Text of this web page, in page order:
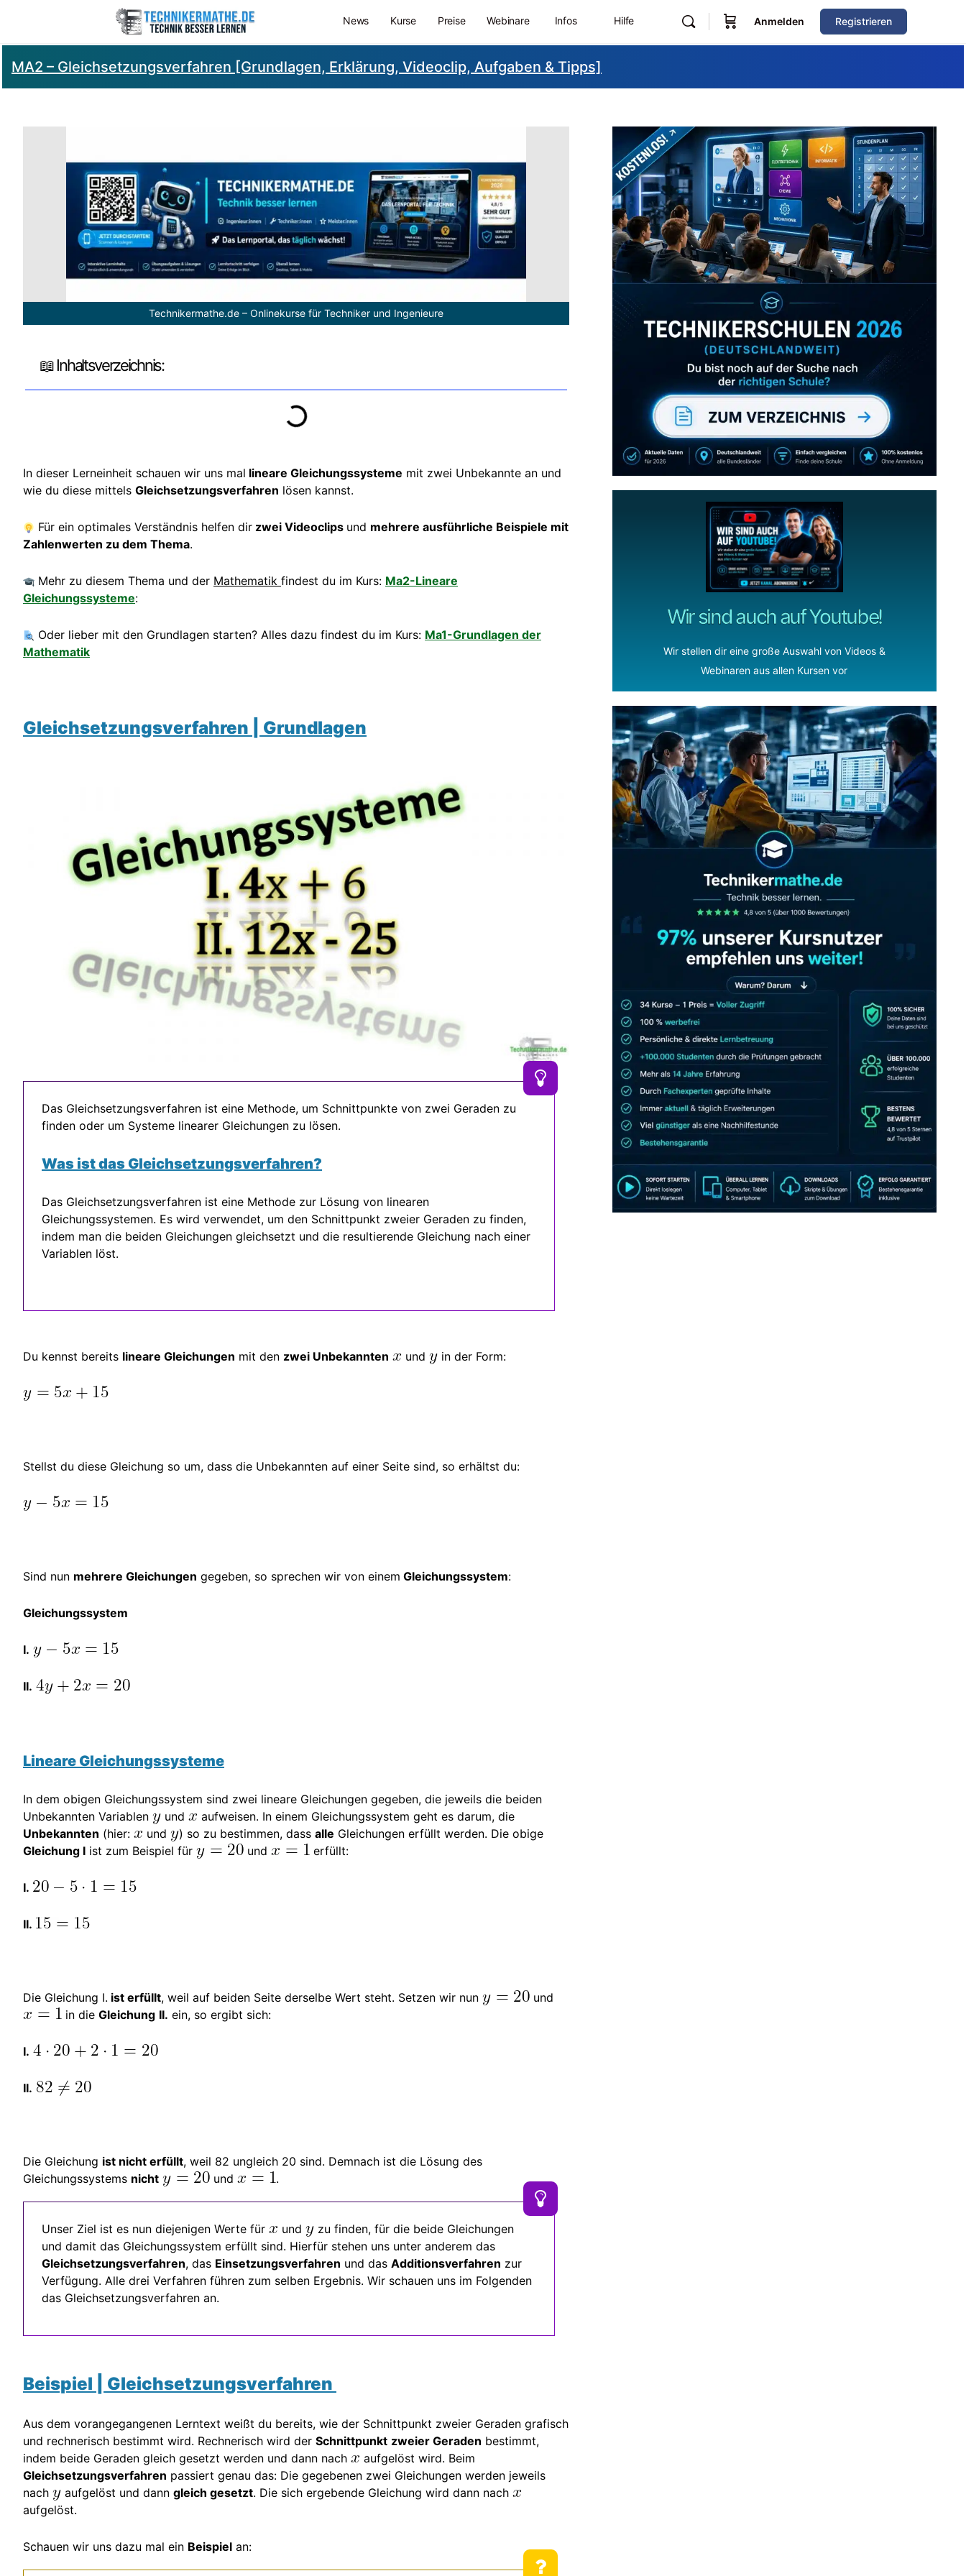
News Kurse Preise Webinare Infos Hilfe Anmelden Registrieren
MA2 – Gleichsetzungsverfahren [Grundlagen, Erklärung, Videoclip, Aufgaben & Tipps]
Technikermathe.de – Onlinekurse für Techniker und Ingenieure
📖 Inhaltsverzeichnis:
In dieser Lerneinheit schauen wir uns mal lineare Gleichungssysteme mit zwei Unbekannte an und
wie du diese mittels Gleichsetzungsverfahren lösen kannst.
Für ein optimales Verständnis helfen dir zwei Videoclips und mehrere ausführliche Beispiele mit
Zahlenwerten zu dem Thema.
Mehr zu diesem Thema und der Mathematik findest du im Kurs: Ma2-Lineare
Gleichungssysteme:
Oder lieber mit den Grundlagen starten? Alles dazu findest du im Kurs: Ma1-Grundlagen der
Mathematik
Gleichsetzungsverfahren | Grundlagen
Das Gleichsetzungsverfahren ist eine Methode, um Schnittpunkte von zwei Geraden zu
finden oder um Systeme linearer Gleichungen zu lösen.
Was ist das Gleichsetzungsverfahren?
Das Gleichsetzungsverfahren ist eine Methode zur Lösung von linearen
Gleichungssystemen. Es wird verwendet, um den Schnittpunkt zweier Geraden zu finden,
indem man die beiden Gleichungen gleichsetzt und die resultierende Gleichung nach einer
Variablen löst.
Du kennst bereits lineare Gleichungen mit den zwei Unbekannten und in der Form:
Stellst du diese Gleichung so um, dass die Unbekannten auf einer Seite sind, so erhältst du:
Sind nun mehrere Gleichungen gegeben, so sprechen wir von einem Gleichungssystem:
Gleichungssystem
I.
II.
Lineare Gleichungssysteme
In dem obigen Gleichungssystem sind zwei lineare Gleichungen gegeben, die jeweils die beiden
Unbekannten Variablen
und
aufweisen. In einem Gleichungssystem geht es darum, die
Unbekannten (hier: und ) so zu bestimmen, dass alle Gleichungen erfüllt werden. Die obige
Gleichung I ist zum Beispiel für und erfüllt:
I.
II.
Die Gleichung I. ist erfüllt, weil auf beiden Seite derselbe Wert steht. Setzen wir nun
und
in die Gleichung II. ein, so ergibt sich:
I.
II.
Die Gleichung ist nicht erfüllt, weil 82 ungleich 20 sind. Demnach ist die Lösung des
Gleichungssystems nicht und .
Unser Ziel ist es nun diejenigen Werte für und
zu finden, für die beide Gleichungen
und damit das Gleichungssystem erfüllt sind. Hierfür stehen uns unter anderem das
Gleichsetzungsverfahren, das Einsetzungsverfahren und das Additionsverfahren zur
Verfügung. Alle drei Verfahren führen zum selben Ergebnis. Wir schauen uns im Folgenden
das Gleichsetzungsverfahren an.
Beispiel | Gleichsetzungsverfahren
Aus dem vorangegangenen Lerntext weißt du bereits, wie der Schnittpunkt zweier Geraden grafisch
und rechnerisch bestimmt wird. Rechnerisch wird der Schnittpunkt zweier Geraden bestimmt,
indem beide Geraden gleich gesetzt werden und dann nach
aufgelöst wird. Beim
Gleichsetzungsverfahren passiert genau das: Die gegebenen zwei Gleichungen werden jeweils
nach
aufgelöst und dann gleich gesetzt. Die sich ergebende Gleichung wird dann nach
aufgelöst.
Schauen wir uns dazu mal ein Beispiel an:
Zum Verzeichnis
Wir sind auch auf Youtube!
Wir stellen dir eine große Auswahl von Videos &
Webinaren aus allen Kursen vor
Abonniere uns auch
gerne
wenn dir unsere Videos gefallen!
ZUM YOUTUBE KANAL
JETZT AB 7,40 EUR/MONAT PERFEKT LERNEN